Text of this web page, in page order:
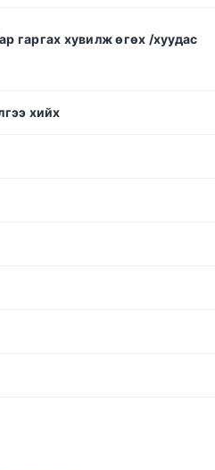
гаргах хувилж өгөх /хуудас
хийх